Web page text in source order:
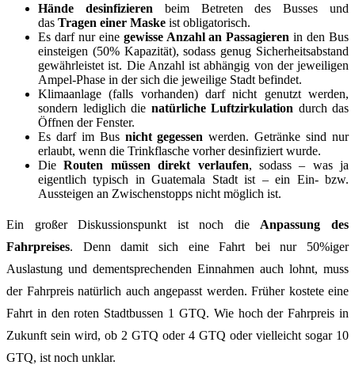
Hände desinfizieren beim Betreten des Busses und
das Tragen einer Maske ist obligatorisch.
Es darf nur eine gewisse Anzahl an Passagieren in den Bus
einsteigen (50% Kapazität), sodass genug Sicherheitsabstand
gewährleistet ist. Die Anzahl ist abhängig von der jeweiligen
Ampel-Phase in der sich die jeweilige Stadt befindet.
Klimaanlage (falls vorhanden) darf nicht genutzt werden,
sondern lediglich die natürliche Luftzirkulation durch das
Öffnen der Fenster.
Es darf im Bus nicht gegessen werden. Getränke sind nur
erlaubt, wenn die Trinkflasche vorher desinfiziert wurde.
DieRouten müssen direkt verlaufen, sodass – was ja
eigentlich typisch in Guatemala Stadt ist – ein Ein- bzw.
Aussteigen an Zwischenstopps nicht möglich ist.
Ein großer Diskussionspunkt ist noch die Anpassung des
Fahrpreises. Denn damit sich eine Fahrt bei nur 50%iger
Auslastung und dementsprechenden Einnahmen auch lohnt, muss
der Fahrpreis natürlich auch angepasst werden. Früher kostete eine
Fahrt in den roten Stadtbussen 1 GTQ. Wie hoch der Fahrpreis in
Zukunft sein wird, ob 2 GTQ oder 4 GTQ oder vielleicht sogar 10
GTQ, ist noch unklar.